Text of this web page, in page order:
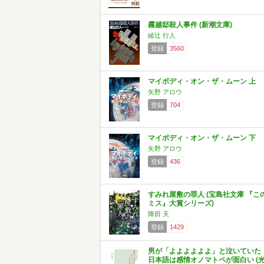
霧越邸殺人事件 (新潮文庫)
綾辻 行人
登録
3560
マイボディ・オン・ザ・ムーン 上
矢野 アロウ
登録
704
マイボディ・オン・ザ・ムーン 下
矢野 アロウ
登録
436
すみれ屋敷の罪人 (宝島社文庫 『こ
ミス』大賞シリーズ)
降田 天
登録
1429
男が「よよよよよよ」と泣いていた
日本語は感情オノマトペが面白い (